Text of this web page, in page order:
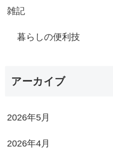
雑記
暮らしの便利技
アーカイブ
2026年5月
2026年4月